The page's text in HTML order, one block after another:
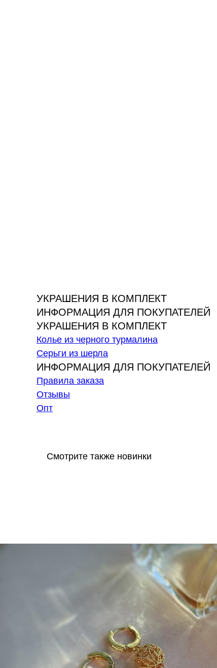
УКРАШЕНИЯ В КОМПЛЕКТ
ИНФОРМАЦИЯ ДЛЯ ПОКУПАТЕЛЕЙ
УКРАШЕНИЯ В КОМПЛЕКТ
Колье из черного турмалина
Серьги из шерла
ИНФОРМАЦИЯ ДЛЯ ПОКУПАТЕЛЕЙ
Правила заказа
Отзывы
Опт
Смотрите также новинки